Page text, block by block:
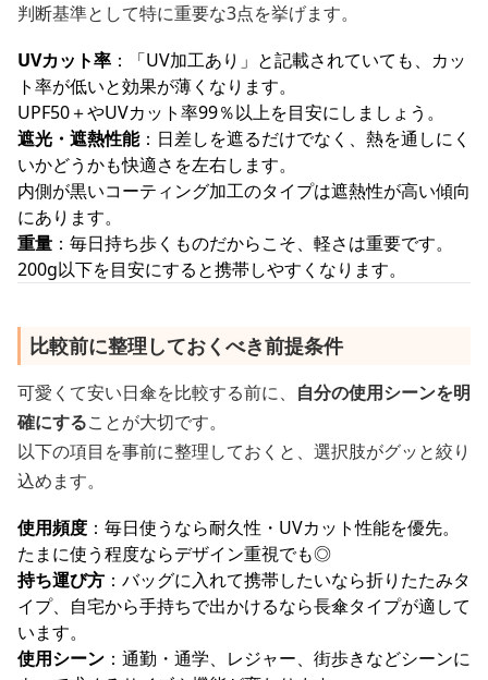
判断基準として特に重要な3点を挙げます。
UVカット率 ：「UV加工あり」と記載されていても、カッ
ト率が低いと効果が薄くなります。
UPF50＋やUVカット率99％以上を目安にしましょう。
遮光・遮熱性能：日差しを遮るだけでなく、熱を通しにく
いかどうかも快適さを左右します。
内側が黒いコーティング加工のタイプは遮熱性が高い傾向
にあります。
重量 ：毎日持ち歩くものだからこそ、軽さは重要です。
200g以下を目安にすると携帯しやすくなります。
比較前に整理しておくべき前提条件
可愛くて安い日傘を比較する前に、 自分の使用シーンを明
確にすることが大切です。
以下の項目を事前に整理しておくと、選択肢がグッと絞り
込めます。
使用頻度 ：毎日使うなら耐久性・UVカット性能を優先。
たまに使う程度ならデザイン重視でも◎
持ち運び方 ：バッグに入れて携帯したいなら折りたたみタ
イプ、自宅から手持ちで出かけるなら長傘タイプが適して
います。
使用シーン ：通勤・通学、レジャー、街歩きなどシーンに